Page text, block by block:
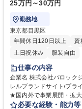
25万円～30万円
勤務地
東京都目黒区
年間休日120日以上
資
土日祝休み
服装自由
仕事の内容
企業名 株式会社バロックジャパンリミ
レルブランドサイト/プライム
★国内外で事業展開・拡
営担当の募集！自社ECサ
必要な経験・能力等